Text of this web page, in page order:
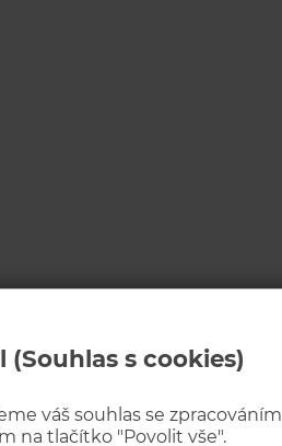
s cookies)
váš souhlas se zpracováním
na tlačítko "Povolit vše".